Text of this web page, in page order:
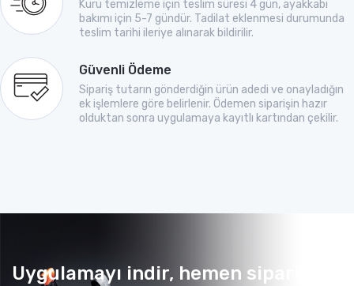
Kuru temizleme için teslim süresi 4 gün, ayakkabı
bakımı için 5-7 gündür. Tadilat eklenmesi durumunda
teslim tarihi ileriye alınarak bildirilir.
Güvenli Ödeme
Sipariş tutarın gönderdiğin ürün adedi ve onayladığın
ek işlemlere göre belirlenir. Ödemen siparişin hazır
olduktan sonra uygulamaya kayıtlı kartından çekilir.
Uygulamayı indir, hemen sipariş